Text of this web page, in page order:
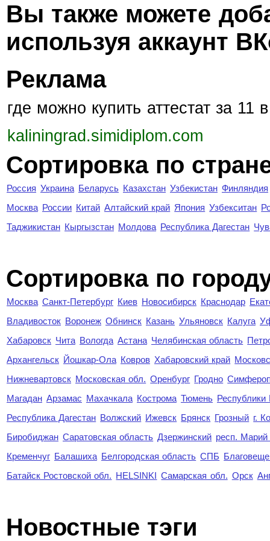
Вы также можете
используя аккаунт
Реклама
где можно купить аттестат за 11
kaliningrad.simidiplom.com
Сортировка по
Россия Украина Беларусь Казахстан Узбекистан Финляндия
Москва России Китай Алтайский край Япония Узбекситан
Таджикистан Кыргызстан Молдова Республика Дагестан
Cортировка по
Москва Санкт-Петербург Киев Новосибирск Краснодар
Владивосток Воронеж Обнинск Казань Ульяновск Калуга
Хабаровск Чита Вологда Астана Челябинская область
Архангельск Йошкар-Ола Ковров Хабаровский край
Нижневартовск Московская обл. Оренбург Гродно
Магадан Арзамас Махачкала Кострома Тюмень Республики
Республика Дагестан Волжский Ижевск Брянск Грозный г.
Биробиджан Саратовская область Дзержинский респ.
Кременчуг Балашиха Белгородская область СПБ
Батайск Ростовской обл. HELSINKI Самарская обл. Орск
Новостные тэги